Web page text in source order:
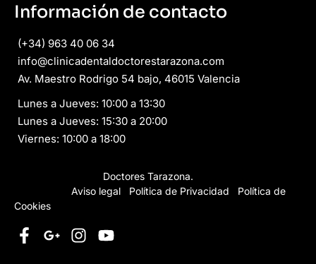
Información de contacto
(+34) 963 40 06 34
info@clinicadentaldoctorestarazona.com
Av. Maestro Rodrigo 54 bajo, 46015 Valencia
Lunes a Jueves: 10:00 a 13:30
Lunes a Jueves: 15:30 a 20:00
Viernes: 10:00 a 18:00
Doctores Tarazona.
Aviso legal Política de Privacidad
Política de
Cookies